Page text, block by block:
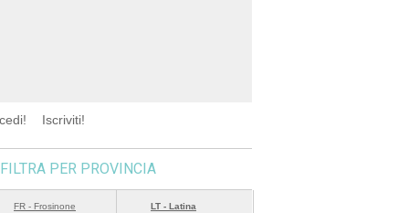
Iscriviti!
FILTRA PER PROVINCIA
FR - Frosinone LT - Latina